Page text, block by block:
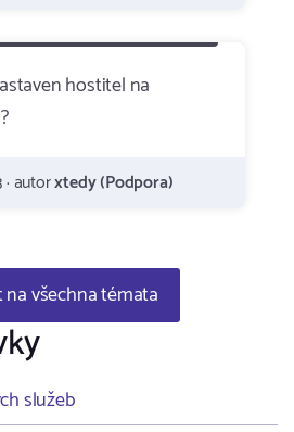
hostitel na
· autorxtedy (Podpora)
všechna témata
služeb